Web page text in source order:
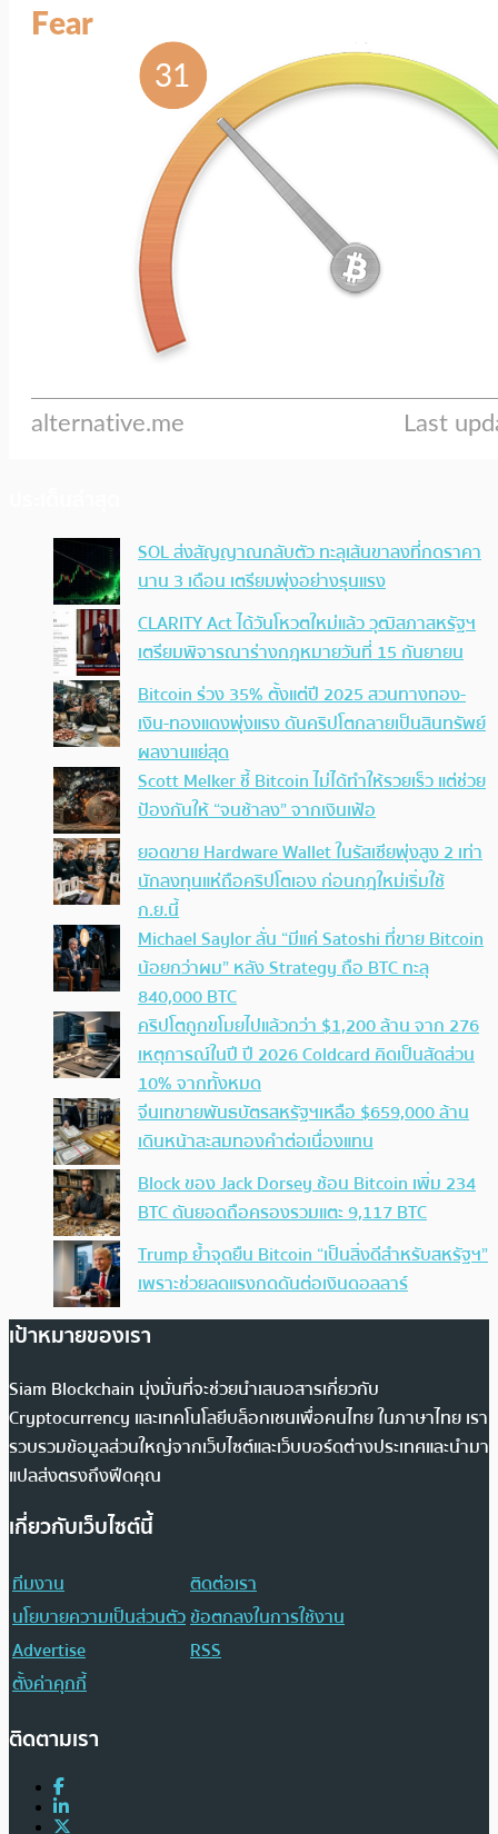
SOL ส่งสัญญาณกลับตัว ทะลุเส้นขาลงที่กดราคา
นาน 3 เดือน เตรียมพุ่งอย่างรุนแรง
CLARITY Act ได้วันโหวตใหม่แล้ว วุฒิสภาสหรัฐฯ
เตรียมพิจารณาร่างกฎหมายวันที่ 15 กันยายน
Bitcoin ร่วง 35% ตั้งแต่ปี 2025 สวนทางทอง-
เงิน-ทองแดงพุ่งแรง ดันคริปโตกลายเป็นสินทรัพย์
ผลงานแย่สุด
Scott Melker ชี้ Bitcoin ไม่ได้ทำให้รวยเร็ว แต่ช่วย
ป้องกันให้ “จนช้าลง” จากเงินเฟ้อ
ยอดขาย Hardware Wallet ในรัสเซียพุ่งสูง 2 เท่า
นักลงทุนแห่ถือคริปโตเอง ก่อนกฎใหม่เริ่มใช้
ก.ย.นี้
Michael Saylor ลั่น “มีแค่ Satoshi ที่ขาย Bitcoin
น้อยกว่าผม” หลัง Strategy ถือ BTC ทะลุ
840,000 BTC
คริปโตถูกขโมยไปแล้วกว่า $1,200 ล้าน จาก 276
เหตุการณ์ในปี ปี 2026 Coldcard คิดเป็นสัดส่วน
10% จากทั้งหมด
จีนเทขายพันธบัตรสหรัฐฯเหลือ $659,000 ล้าน
เดินหน้าสะสมทองคำต่อเนื่องแทน
Block ของ Jack Dorsey ช้อน Bitcoin เพิ่ม 234
BTC ดันยอดถือครองรวมแตะ 9,117 BTC
Trump ย้ำจุดยืน Bitcoin “เป็นสิ่งดีสำหรับสหรัฐฯ”
เพราะช่วยลดแรงกดดันต่อเงินดอลลาร์
เป้าหมายของเรา
Siam Blockchain มุ่งมั่นที่จะช่วยนำเสนอสารเกี่ยวกับ
Cryptocurrency และเทคโนโลยีบล็อกเชนเพื่อคนไทย ในภาษาไทย เรา
รวบรวมข้อมูลส่วนใหญ่จากเว็บไซต์และเว็บบอร์ดต่างประเทศและนำมา
แปลส่งตรงถึงฟีดคุณ
เกี่ยวกับเว็บไซต์นี้
ทีมงาน
ติดต่อเรา
นโยบายความเป็นส่วนตัวข้อตกลงในการใช้งาน
Advertise
RSS
ตั้งค่าคุกกี้
ติดตามเรา